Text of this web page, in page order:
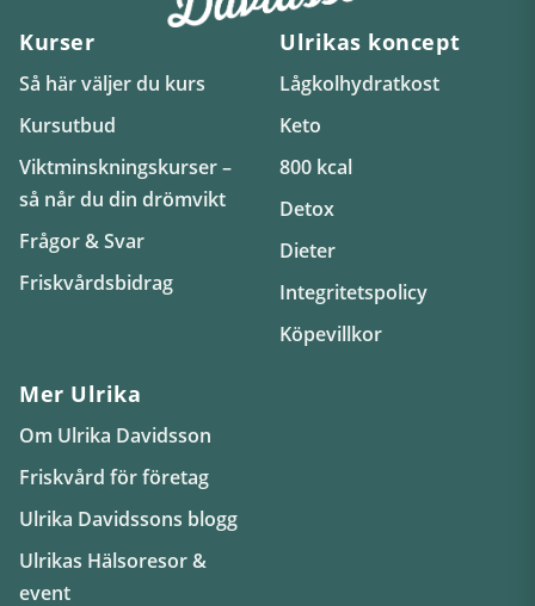
Kurser
Så här väljer du kurs
Kursutbud
Viktminskningskurser –
så når du din drömvikt
Frågor & Svar
Friskvårdsbidrag
Ulrikas koncept
Lågkolhydratkost
Keto
800 kcal
Detox
Dieter
Integritetspolicy
Köpevillkor
Mer Ulrika
Om Ulrika Davidsson
Friskvård för företag
Ulrika Davidssons blogg
Ulrikas Hälsoresor &
event